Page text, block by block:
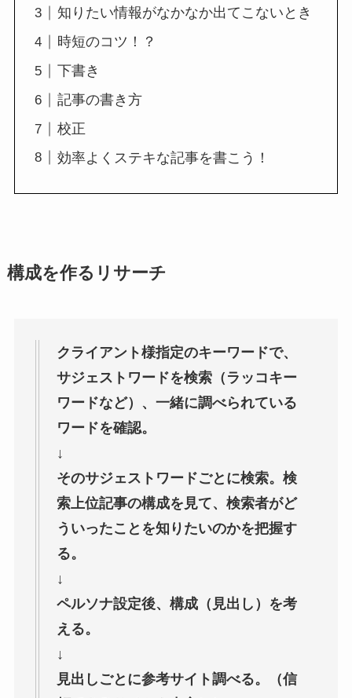
知りたい情報がなかなか出てこないとき
時短のコツ！？
下書き
記事の書き方
校正
効率よくステキな記事を書こう！
構成を作るリサーチ
クライアント様指定のキーワードで、
サジェストワードを検索（ラッコキー
ワードなど）、一緒に調べられている
ワードを確認。
↓
そのサジェストワードごとに検索。検
索上位記事の構成を見て、検索者がど
ういったことを知りたいのかを把握す
る。
↓
ペルソナ設定後、構成（見出し）を考
える。
↓
見出しごとに参考サイト調べる。（信